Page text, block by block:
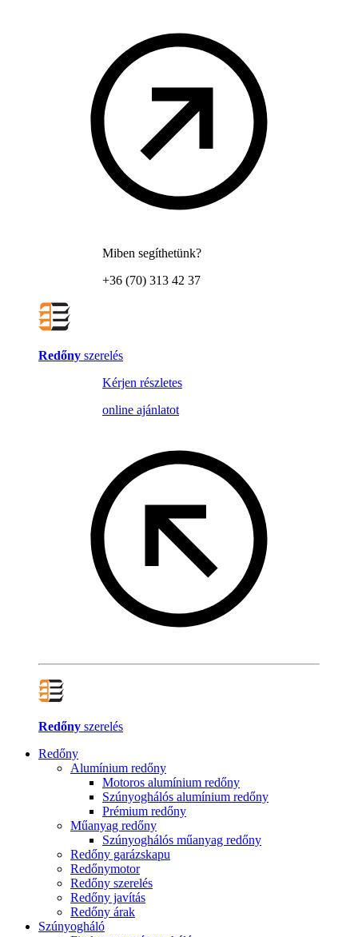
Miben segíthetünk?
+36 (70) 313 42 37
Redőny szerelés
Kérjen részletes
online ajánlatot
Redőny szerelés
Redőny
Alumínium redőny
Motoros alumínium redőny
Szúnyoghálós alumínium redőny
Prémium redőny
Műanyag redőny
Szúnyoghálós műanyag redőny
Redőny garázskapu
Redőnymotor
Redőny szerelés
Redőny javítás
Redőny árak
Szúnyogháló